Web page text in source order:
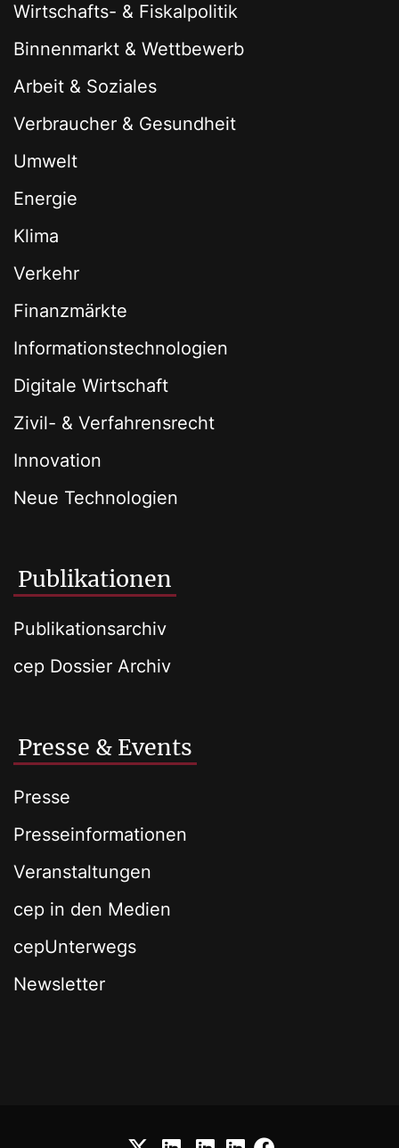
Wirtschafts- & Fiskalpolitik
Binnenmarkt & Wettbewerb
Arbeit & Soziales
Verbraucher & Gesundheit
Umwelt
Energie
Klima
Verkehr
Finanzmärkte
Informationstechnologien
Digitale Wirtschaft
Zivil- & Verfahrensrecht
Innovation
Neue Technologien
Publikationen
Publikationsarchiv
cep Dossier Archiv
Presse & Events
Presse
Presseinformationen
Veranstaltungen
cep in den Medien
cepUnterwegs
Newsletter